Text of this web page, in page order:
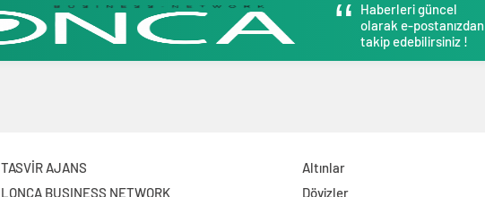
Haberleri güncel
olarak e-postanızdan
takip edebilirsiniz !
TASVİR AJANS
LONCA BUSINESS NETWORK
Altınlar
Dövizler